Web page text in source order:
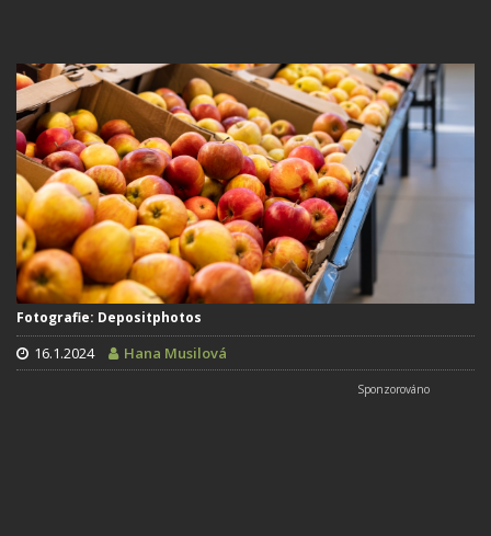
Fotografie: Depositphotos
16.1.2024 Hana Musilová